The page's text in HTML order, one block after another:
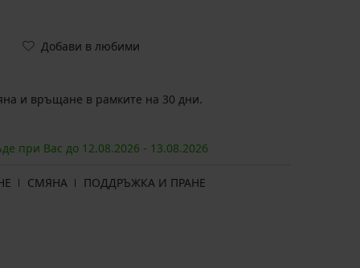
Добави в любими
и връщане в рамките на 30 дни.
при Вас до 12.08.2026 - 13.08.2026
СМЯНА
ПОДДРЪЖКА И ПРАНЕ